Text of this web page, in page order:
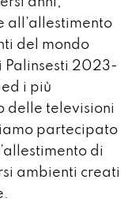
all’allestimento
del mondo
Palinsesti 2023-
i più
delle televisioni
partecipato
di
ambienti creati